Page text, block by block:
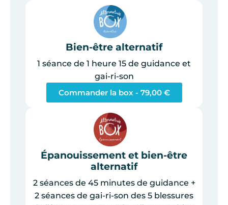
Bien-être alternatif
1 séance de 1 heure 15 de guidance et
gai-ri-son
Commander la box - 79,00 €
Épanouissement et bien-être
alternatif
2 séances de 45 minutes de guidance +
2 séances de gai-ri-son des 5 blessures